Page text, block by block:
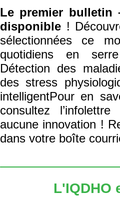
Le premier bulletin
disponible !
sélectionnées ce
quotidiens en
Détection des
des stress
intelligentPour en
consultez
aucune innovation !
dans votre boîte
L'IQDHO